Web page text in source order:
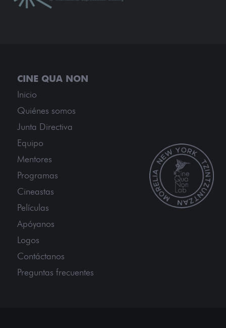
Inicio
Quiénes somos
Junta Directiva
Equipo
Mentores
Programas
Cineastas
Películas
Apóyanos
Logos
Contáctanos
Preguntas frecuentes